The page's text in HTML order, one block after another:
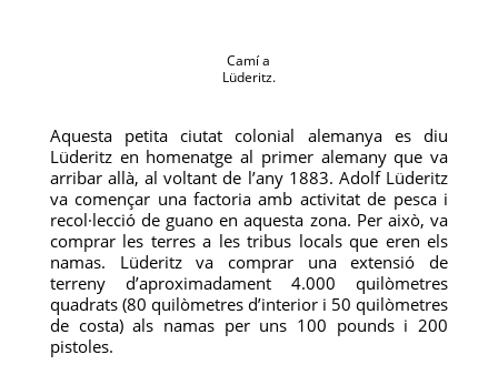
Camí a
Lüderitz.
Aquesta petita ciutat colonial alemanya es diu
Lüderitz en homenatge al primer alemany que va
arribar allà, al voltant de l’any 1883. Adolf Lüderitz
va començar una factoria amb activitat de pesca i
recol·lecció de guano en aquesta zona. Per això, va
comprar les terres a les tribus locals que eren els
namas. Lüderitz va comprar una extensió de
terreny d’aproximadament 4.000 quilòmetres
quadrats (80 quilòmetres d’interior i 50 quilòmetres
de costa) als namas per uns 100 pounds i 200
pistoles.